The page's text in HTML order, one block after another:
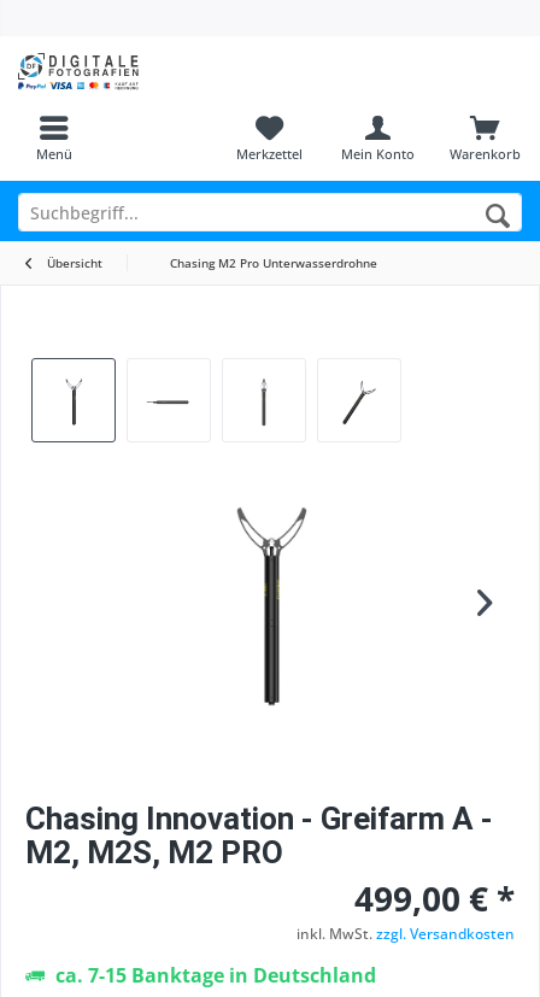
Menü Warenkorb
Merkzettel Mein Konto
Übersicht Chasing M2 Pro Unterwasserdrohne
Chasing Innovation - Greifarm A -
M2, M2S, M2 PRO
499,00 € *
inkl. MwSt.zzgl. Versandkosten
ca. 7-15 Banktage in Deutschland